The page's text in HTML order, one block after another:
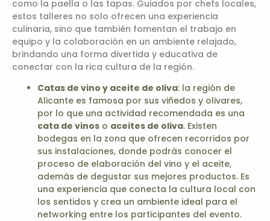
como la paella o las tapas. Guiados por chefs locales,
estos talleres no solo ofrecen una experiencia
culinaria, sino que también fomentan el trabajo en
equipo y la colaboración en un ambiente relajado,
brindando una forma divertida y educativa de
conectar con la rica cultura de la región.
Catas de vino y aceite de oliva: la región de
Alicante es famosa por sus viñedos y olivares,
por lo que una actividad recomendada es una
cata de vinos o aceites de oliva. Existen
bodegas en la zona que ofrecen recorridos por
sus instalaciones, donde podrás conocer el
proceso de elaboración del vino y el aceite,
además de degustar sus mejores productos. Es
una experiencia que conecta la cultura local con
los sentidos y crea un ambiente ideal para el
networking entre los participantes del evento.